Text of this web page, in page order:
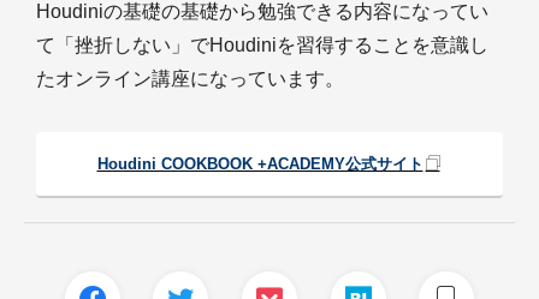
Houdiniの基礎の基礎から勉強できる内容になってい
て「挫折しない」でHoudiniを習得することを意識し
たオンライン講座になっています。
Houdini COOKBOOK +ACADEMY公式サイト